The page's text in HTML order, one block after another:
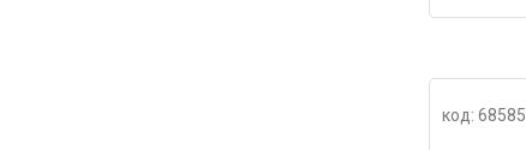
код: 68585